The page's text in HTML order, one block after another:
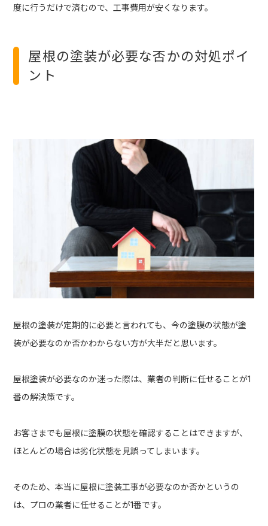
度に行うだけで済むので、工事費用が安くなります。
屋根の塗装が必要な否かの対処ポイ
ント
屋根の塗装が定期的に必要と言われても、今の塗膜の状態が塗
装が必要なのか否かわからない方が大半だと思います。
屋根塗装が必要なのか迷った際は、業者の判断に任せることが1
番の解決策です。
お客さまでも屋根に塗膜の状態を確認することはできますが、
ほとんどの場合は劣化状態を見誤ってしまいます。
そのため、本当に屋根に塗装工事が必要なのか否かというの
は、プロの業者に任せることが1番です。